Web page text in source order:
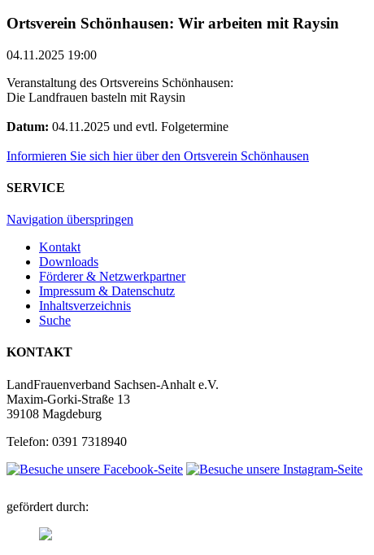
Ortsverein Schönhausen: Wir arbeiten mit Raysin
04.11.2025 19:00
Veranstaltung des Ortsvereins Schönhausen:
Die Landfrauen basteln mit Raysin
Datum: 04.11.2025 und evtl. Folgetermine
Informieren Sie sich hier über den Ortsverein Schönhausen
SERVICE
Navigation überspringen
Kontakt
Downloads
Förderer & Netzwerkpartner
Impressum & Datenschutz
Inhaltsverzeichnis
Suche
KONTAKT
LandFrauenverband Sachsen-Anhalt e.V.
Maxim-Gorki-Straße 13
39108 Magdeburg
Telefon: 0391 7318940
gefördert durch: